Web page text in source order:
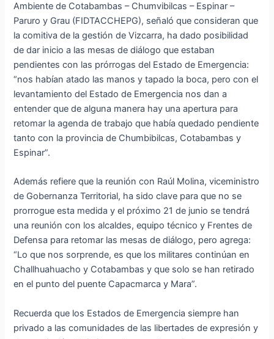
Ambiente de Cotabambas – Chumvibilcas – Espinar –
Paruro y Grau (FIDTACCHEPG), señaló que consideran que
la comitiva de la gestión de Vizcarra, ha dado posibilidad
de dar inicio a las mesas de diálogo que estaban
pendientes con las prórrogas del Estado de Emergencia:
“nos habían atado las manos y tapado la boca, pero con el
levantamiento del Estado de Emergencia nos dan a
entender que de alguna manera hay una apertura para
retomar la agenda de trabajo que había quedado pendiente
tanto con la provincia de Chumbibilcas, Cotabambas y
Espinar”.
Además refiere que la reunión con Raúl Molina, viceministro
de Gobernanza Territorial, ha sido clave para que no se
prorrogue esta medida y el próximo 21 de junio se tendrá
una reunión con los alcaldes, equipo técnico y Frentes de
Defensa para retomar las mesas de diálogo, pero agrega:
“Lo que nos sorprende, es que los militares continúan en
Challhuahuacho y Cotabambas y que solo se han retirado
en el punto del puente Capacmarca y Mara”.
Recuerda que los Estados de Emergencia siempre han
privado a las comunidades de las libertades de expresión y